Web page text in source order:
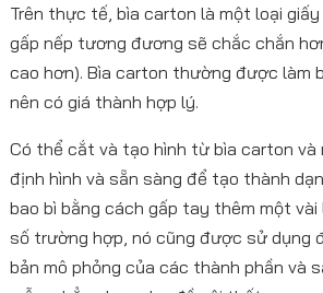
Trên thực tế, bìa carton là một loại giấy
gấp nếp tương đương sẽ chắc chắn
cao hơn). Bìa carton thường được làm
nên có giá thành hợp lý.
Có thể cắt và tạo hình từ bìa carton và
định hình và sẵn sàng để tạo thành
bao bì bằng cách gấp tay thêm một vài
số trường hợp, nó cũng được sử dụng
bản mô phỏng của các thành phần và